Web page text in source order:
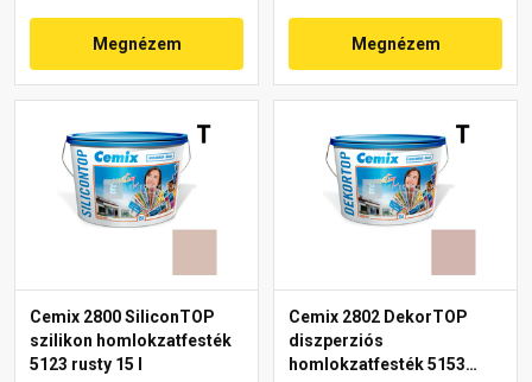
Megnézem Megnézem
Cemix 2800 SiliconTOP
szilikon homlokzatfesték
5123 rusty 15 l
Cemix 2802 DekorTOP
diszperziós
homlokzatfesték 5153